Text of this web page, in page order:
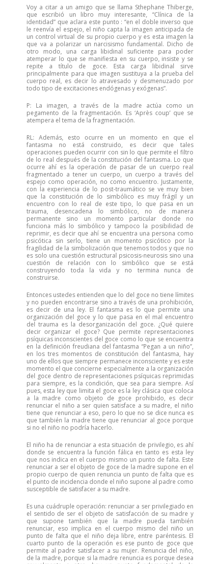
Voy a citar a un amigo que se llama Sthephane Thiberge,
que escribió un libro muy interesante, “Clínica de la
identidad” que aclara este punto : “en el doble inverso que
le reenvía el espejo, el niño capta la imagen anticipada de
un control virtual de su propio cuerpo y es esta imagen la
que va a polarizar un narcisismo fundamental. Dicho de
otro modo, una carga libidinal suficiente para poder
atemperar lo que se manifiesta en su cuerpo, insiste y se
repite a título de goce. Esta carga libidinal sirve
principalmente para que imagen sustituya a la prueba del
cuerpo real, es decir lo atravesado y desmenuzado por
todo tipo de excitaciones endógenas y exógenas”.
P: La imagen, a través de la madre actúa como un
pegamento de la fragmentación. Es ‘Après coup’ que se
atempera el tema de la fragmentación.
RL: Además, esto ocurre en un momento en que el
fantasma no está construido, es decir que tales
operaciones pueden ocurrir con sin lo que permite el filtro
de lo real después de la constitución del fantasma. Lo que
ocurre ahí es la operación de pasar de un cuerpo real
fragmentado a tener un cuerpo, un cuerpo a través del
espejo como operación, no como encuentro. Justamente,
con la experiencia de lo post-traumático se ve muy bien
que la constitución de lo simbólico es muy frágil y un
encuentro con lo real de este tipo, lo que pasa en un
trauma, desencadena lo simbólico, no de manera
permanente sino un momento particular donde no
funciona más lo simbólico y tampoco la posibilidad de
reprimir, es decir que ahí se encuentra una persona como
psicótica sin serlo, tiene un momento psicótico por la
fragilidad de la simbolización que tenemos todos y que no
es solo una cuestión estructural psicosis-neurosis sino una
cuestión de relación con lo simbólico que se está
construyendo toda la vida y no termina nunca de
construirse.
Entonces ustedes entienden que lo del goce no tiene límites
y no pueden encontrarse sino a través de una prohibición,
es decir de una ley. El fantasma es lo que permite una
organización del goce y lo que pasa en el mal encuentro
del trauma es la desorganización del goce. ¿Qué quiere
decir organizar el goce? Que permite representaciones
psíquicas inconscientes del goce como lo que se encuentra
en la definición freudiana del fantasma “Pegan a un niño”,
en los tres momentos de constitución del fantasma, hay
uno de ellos que siempre permanece inconsciente y es este
momento el que concierne especialmente a la organización
del goce dentro de representaciones psíquicas reprimidas
para siempre, es la condición, que sea para siempre. Así
pues, esta ley que limita el goce es la ley clásica que coloca
a la madre como objeto de goce prohibido, es decir
renunciar el niño a ser quien satisface a su madre, el niño
tiene que renunciar a eso, pero lo que no se dice nunca es
que también la madre tiene que renunciar al goce porque
si no el niño no podría hacerlo.
El niño ha de renunciar a esta situación de privilegio, es ahí
donde se encuentra la función fálica en tanto es esta ley
que nos indica en el cuerpo mismo un punto de falta. Este
renunciar a ser el objeto de goce de la madre supone en el
propio cuerpo de quien renuncia un punto de falta que es
el punto de incidencia donde el niño supone al padre como
susceptible de satisfacer a su madre.
Es una cuádruple operación: renunciar a ser privilegiado en
el sentido de ser el objeto de satisfacción de su madre y
que supone también que la madre pueda también
renunciar, eso implica en el cuerpo mismo del niño un
punto de falta que el niño deja libre, entre paréntesis. El
cuarto punto de la operación es ese punto de goce que
permite al padre satisfacer a su mujer. Renuncia del niño,
de la madre, porque si la madre renuncia es porque desea